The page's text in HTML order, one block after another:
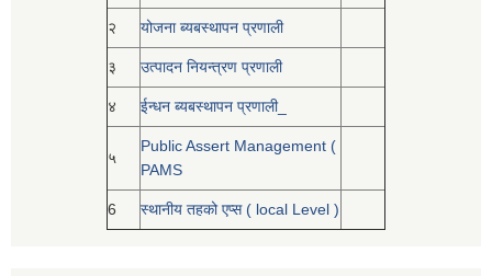
२ योजना ब्यबस्थापन प्रणाली
३ उत्पादन नियन्त्रण प्रणाली
४ ईन्धन ब्यबस्थापन प्रणाली_
५
Public Assert Management (
PAMS
6 स्थानीय तहको एप्स ( local Level )